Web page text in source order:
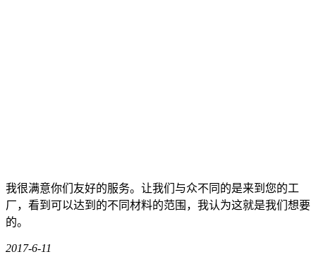
我很满意你们友好的服务。让我们与众不同的是来到您的工
厂，看到可以达到的不同材料的范围，我认为这就是我们想要
的。
2017-6-11